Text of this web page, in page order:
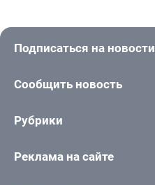
Подписаться на новости
Сообщить новость
Рубрики
Реклама на сайте